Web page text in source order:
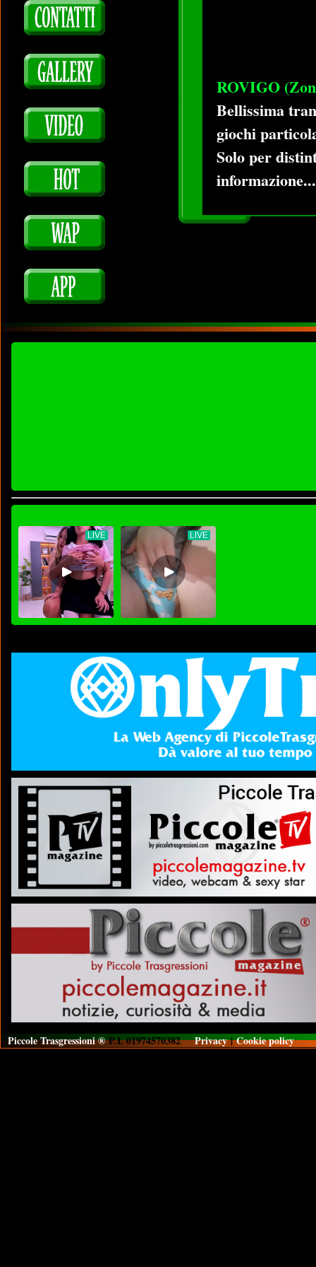
ROVIGO
Bellissima
giochi
Solo per
informazione...
Piccole Trasgressioni ®P.I. 01974570382Privacy|Cookie policy